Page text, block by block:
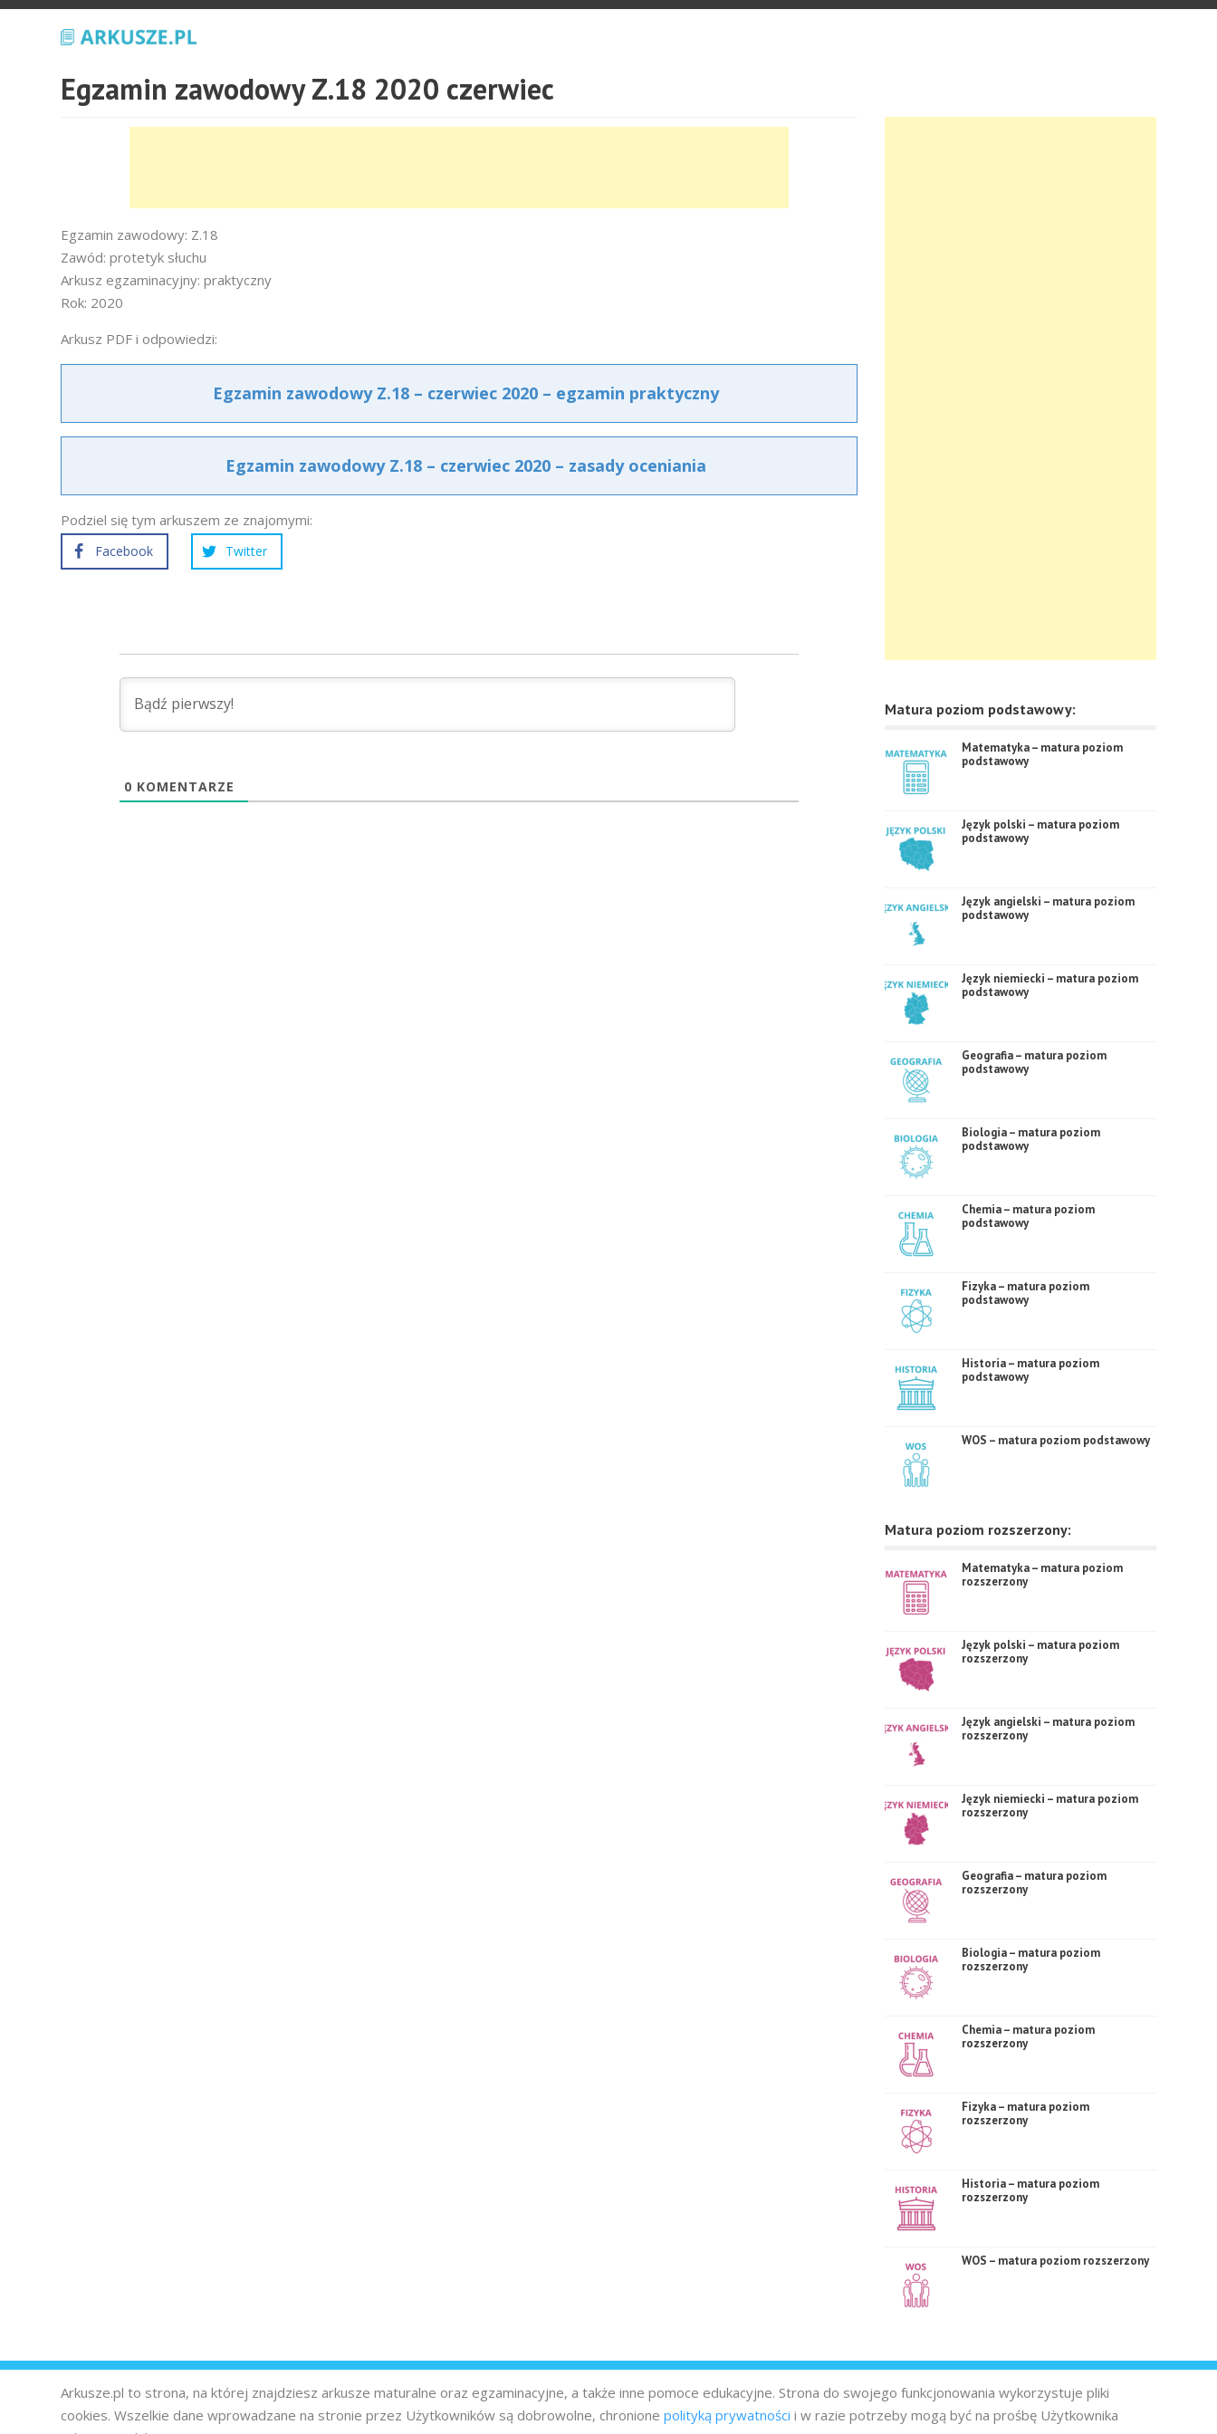
Egzamin zawodowy Z.18 2020 czerwiec
Egzamin zawodowy: Z.18
Zawód: protetyk słuchu
Arkusz egzaminacyjny: praktyczny
Rok: 2020
Arkusz PDF i odpowiedzi:
Egzamin zawodowy Z.18 – czerwiec 2020 – egzamin praktyczny
Egzamin zawodowy Z.18 – czerwiec 2020 – zasady oceniania
Podziel się tym arkuszem ze znajomymi:
Facebook Twitter
0 KOMENTARZE
Matura poziom podstawowy:
Matematyka – matura poziom
podstawowy
Język polski – matura poziom
podstawowy
Język angielski – matura poziom
podstawowy
Język niemiecki – matura poziom
podstawowy
Geografia – matura poziom
podstawowy
Biologia – matura poziom
podstawowy
Chemia – matura poziom
podstawowy
Fizyka – matura poziom
podstawowy
Historia – matura poziom
podstawowy
WOS – matura poziom podstawowy
Matura poziom rozszerzony:
Matematyka – matura poziom
rozszerzony
Język polski – matura poziom
rozszerzony
Język angielski – matura poziom
rozszerzony
Język niemiecki – matura poziom
rozszerzony
Geografia – matura poziom
rozszerzony
Biologia – matura poziom
rozszerzony
Chemia – matura poziom
rozszerzony
Fizyka – matura poziom
rozszerzony
Historia – matura poziom
rozszerzony
WOS – matura poziom rozszerzony
Arkusze.pl to strona, na której znajdziesz arkusze maturalne oraz egzaminacyjne, a także inne pomoce edukacyjne. Strona do swojego funkcjonowania wykorzystuje pliki
cookies. Wszelkie dane wprowadzane na stronie przez Użytkowników są dobrowolne, chronione polityką prywatności i w razie potrzeby mogą być na prośbę Użytkownika